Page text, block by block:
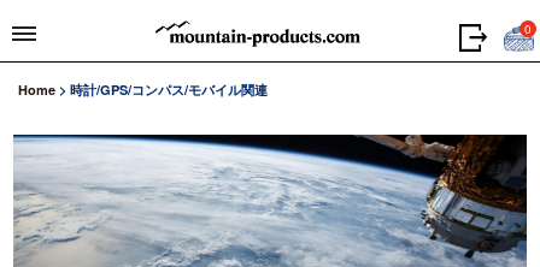
0
Home > 時計/GPS/コンパス/モバイル関連